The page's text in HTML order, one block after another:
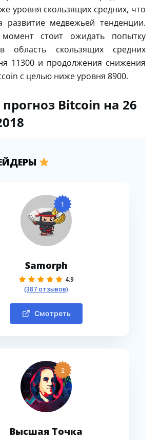
уровня скользящих средних, что
развитие медвежьей тенденции.
стоит ожидать попытку
область скользящих средних
11300 и продолжения снижения
с целью ниже уровня 8900.
прогноз Bitcoin на 26
1
Samorph
4.9
(387 отзывов)
Смотреть
2
Высшая Точка